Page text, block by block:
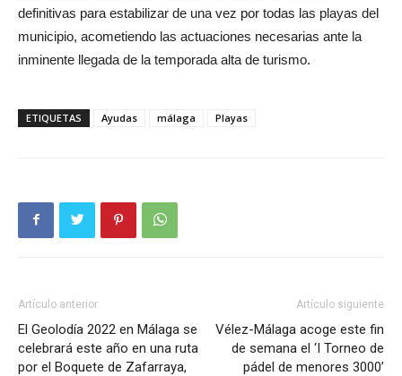
definitivas para estabilizar de una vez por todas las playas del
municipio, acometiendo las actuaciones necesarias ante la
inminente llegada de la temporada alta de turismo.
ETIQUETAS Ayudas málaga Playas
Artículo anterior
El Geolodía 2022 en Málaga se
celebrará este año en una ruta
por el Boquete de Zafarraya,
Artículo siguiente
Vélez-Málaga acoge este fin
de semana el ‘I Torneo de
pádel de menores 3000’